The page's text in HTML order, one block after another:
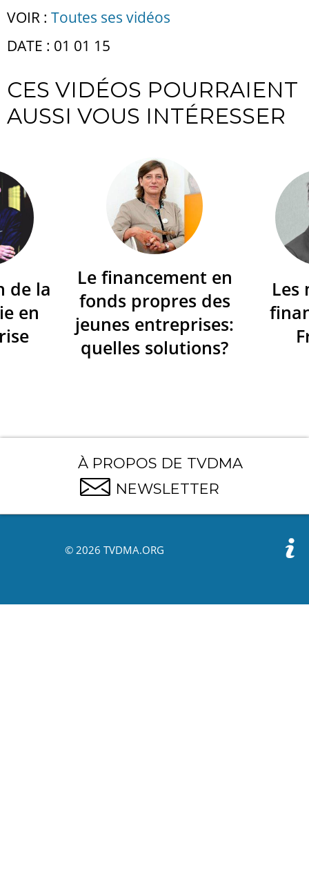
VOIR : Toutes ses vidéos
DATE : 01 01 15
CES VIDÉOS POURRAIENT
AUSSI VOUS INTÉRESSER
de la
en
Le financement en
fonds propres des
jeunes entreprises:
quelles solutions?
Les
À PROPOS DE TVDMA
NEWSLETTER
© 2026 TVDMA.ORG